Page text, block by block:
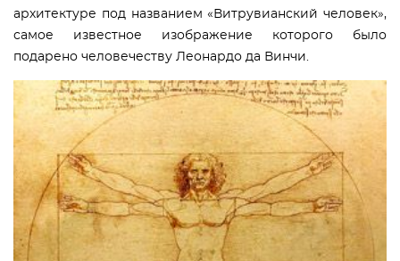
архитектуре под названием «Витрувианский человек»,
самое известное изображение которого было
подарено человечеству Леонардо да Винчи.